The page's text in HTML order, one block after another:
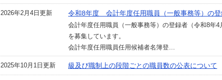
2026年2月4日更新 令和8年度 会計年度任用職員（一般事務等）の登
会計年度任用職員（一般事務等）の登録者（令和8年4
を募集しています。
会計年度任用職員任用候補者名簿登…
2025年10月1日更新 級及び職制上の段階ごとの職員数の公表について